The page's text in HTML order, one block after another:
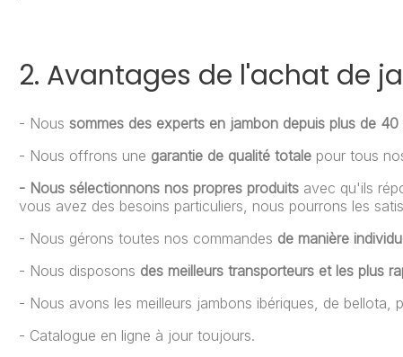
2. Avantages de l'achat de
- Nous sommes des experts en jambon depuis plus de 40
- Nous offrons une garantie de qualité totale pour tous
- Nous sélectionnons nos propres produits avec qu'ils
vous avez des besoins particuliers, nous pourrons les
- Nous gérons toutes nos commandes de manière
- Nous disposons des meilleurs transporteurs et les plus
- Nous avons les meilleurs jambons ibériques, de
- Catalogue en ligne à jour toujours.